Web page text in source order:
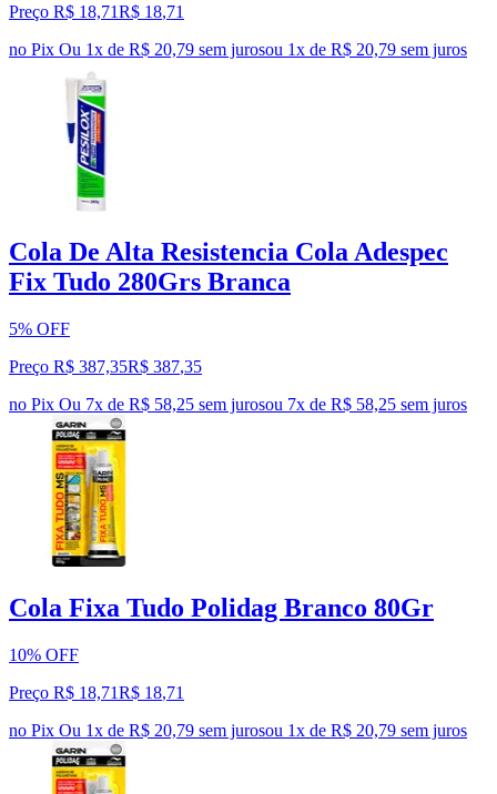
Preço R$ 18,71R$ 18,71
no Pix Ou 1x de R$ 20,79 sem jurosou 1x de R$ 20,79 sem juros
Cola De Alta Resistencia Cola Adespec
Fix Tudo 280Grs Branca
5% OFF
Preço R$ 387,35R$ 387,35
no Pix Ou 7x de R$ 58,25 sem jurosou 7x de R$ 58,25 sem juros
Cola Fixa Tudo Polidag Branco 80Gr
10% OFF
Preço R$ 18,71R$ 18,71
no Pix Ou 1x de R$ 20,79 sem jurosou 1x de R$ 20,79 sem juros